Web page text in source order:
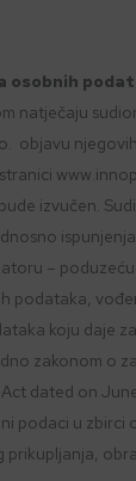
osobnih
natječaju
objavu
izvučen.
– poduzeću
podataka,
koju daje
zakonom o
dated on
podaci u zbirci
prikupljanja,